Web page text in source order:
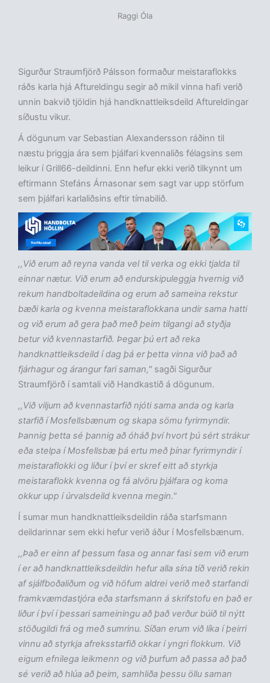
Raggi Óla
Sigurður Straumfjörð Pálsson formaður meistaraflokks
ráðs karla hjá Aftureldingu segir að mikil vinna hafi verið
unnin bakvið tjöldin hjá handknattleiksdeild Aftureldingar
síðustu vikur.
Á dögunum var Sebastian Alexandersson ráðinn til
næstu þriggja ára sem þjálfari kvennaliðs félagsins sem
leikur í Grill66-deildinni. Enn hefur ekki verið tilkynnt um
eftirmann Stefáns Árnasonar sem sagt var upp störfum
sem þjálfari karlaliðsins eftir tímabilið.
,,Við erum að reyna vanda vel til verka og ekki tjalda til
einnar nætur. Við erum að endurskipuleggja hvernig við
rekum handboltadeildina og erum að sameina rekstur
bæði karla og kvenna meistaraflokkana undir sama hatti
og við erum að gera það með þeim tilgangi að styðja
betur við kvennastarfið. Þegar þú ert að reka
handknattleiksdeild í dag þá er þetta vinna við það að
fjárhagur og árangur fari saman," sagði Sigurður
Straumfjörð í samtali við Handkastið á dögunum.
,,Við viljum að kvennastarfið njóti sama anda og karla
starfið í Mosfellsbænum og skapa sömu fyrirmyndir.
Þannig þetta sé þannig að óháð því hvort þú sért strákur
eða stelpa í Mosfellsbæ þá ertu með þínar fyrirmyndir í
meistaraflokki og liður í því er skref eitt að styrkja
meistaraflokk kvenna og fá alvöru þjálfara og koma
okkur upp í úrvalsdeild kvenna megin."
Í sumar mun handknattleiksdeildin ráða starfsmann
deildarinnar sem ekki hefur verið áður í Mosfellsbænum.
,,Það er einn af þessum fasa og annar fasi sem við erum
í er að handknattleiksdeildin hefur alla sína tíð verið rekin
af sjálfboðaliðum og við höfum aldrei verið með starfandi
framkvæmdastjóra eða starfsmann á skrifstofu en það er
liður í því í þessari sameiningu að það verður búið til nýtt
stöðugildi frá og með sumrinu. Síðan erum við líka í þeirri
vinnu að styrkja afreksstarfið okkar í yngri flokkum. Við
eigum efnilega leikmenn og við þurfum að passa að það
sé verið að hlúa að þeim, samhliða þessu öllu saman